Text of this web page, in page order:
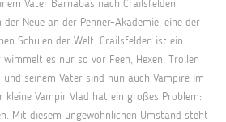
Vater Barnabas nach Crailsfelden
der Neue an der Penner-Akademie, eine der
Schulen der Welt. Crailsfelden ist ein
es nur so vor Feen, Hexen, Trollen
und seinem Vater sind nun auch Vampire im
kleine Vampir Vlad hat ein großes Problem:
Mit diesem ungewöhnlichen Umstand steht